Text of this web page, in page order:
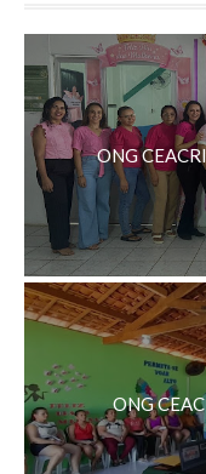
ONG
ONG